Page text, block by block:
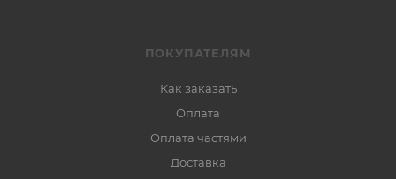
ПОКУПАТЕЛЯМ
Как заказать
Оплата
Оплата частями
Доставка